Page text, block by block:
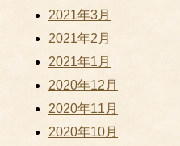
2021年3月
2021年2月
2021年1月
2020年12月
2020年11月
2020年10月